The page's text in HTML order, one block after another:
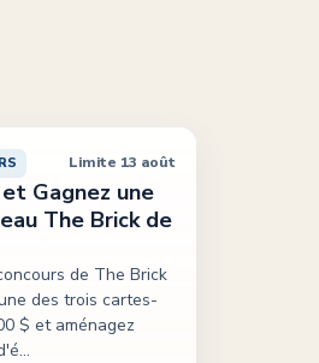
Limite 13 août
Gagnez une
The Brick de
de The Brick
des trois cartes-
$ et aménagez
...